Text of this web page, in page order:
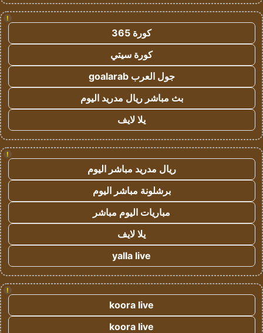
!
كورة 365
كورة سيتي
جول العرب goalarab
بث مباشر ريال مدريد اليوم
يلا لايف
!
ريال مدريد مباشر اليوم
برشلونة مباشر اليوم
مباريات اليوم مباشر
يلا لايف
yalla live
!
koora live
koora live